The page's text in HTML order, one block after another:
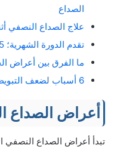
الصداع
علاج الصداع النصفي
تقدم الدورة الشهرية؛ 15 سبب لنزول الدورة قبل موعدها
ما الفرق بين أعراض
6 أسباب لضعف التبويض مع انتظام الدورة الشهرية
أعراض الصداع
تبدأ أعراض الصداع النصفي